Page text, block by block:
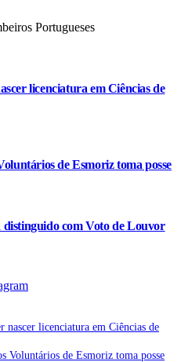
licenciatura em Ciências de
de Esmoriz toma posse
com Voto de Louvor
nascer licenciatura em Ciências de
Voluntários de Esmoriz toma posse